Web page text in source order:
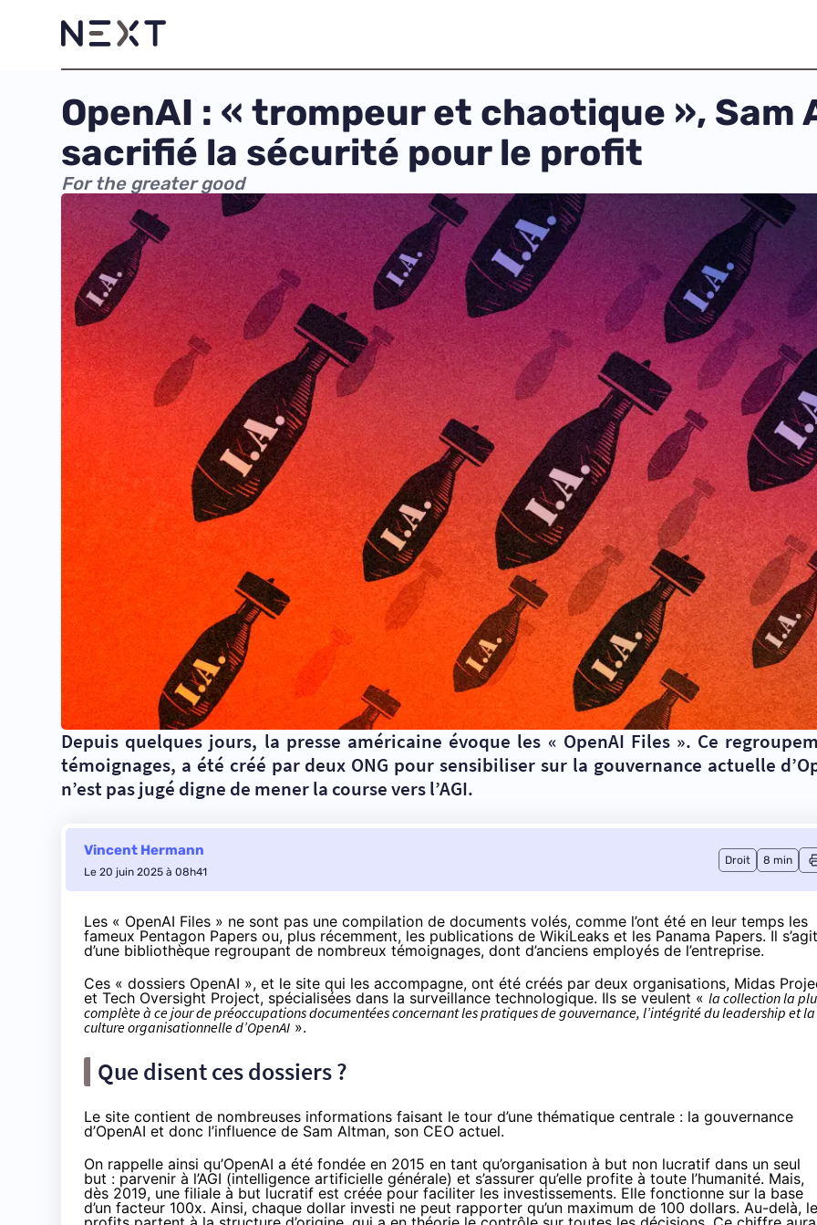
OpenAI : « trompeur et chaotique »,
sacrifié la sécurité pour le profit
For the greater good
Depuis quelques jours, la presse américaine évoque les « OpenAI Files ». Ce
témoignages, a été créé par deux ONG pour sensibiliser sur la gouvernance actuelle
n’est pas jugé digne de mener la course vers l’AGI.
Vincent Hermann
Le 20 juin 2025 à 08h41
Droit 8 min
Les « OpenAI Files » ne sont pas une compilation de documents volés, comme l’ont été en leur temps les
fameuxPentagon Papers ou, plus récemment, les publications de WikiLeaks et les Panama Papers. Il s’agit
d’une bibliothèque regroupant de nombreux témoignages, dont d’anciens employés de l’entreprise.
Ces « dossiers OpenAI », et le site qui les accompagne, ont été créés par deux organisations, Midas
et Tech Oversight Project, spécialisées dans la surveillance technologique. Ils se veulent « la collection la
complète à ce jour de préoccupations documentées concernant les pratiques de gouvernance, l’intégrité du leadership et la
culture organisationnelle d’OpenAI ».
Que disent ces dossiers ?
Le site contient de nombreuses informations faisant le tour d’une thématique centrale : la gouvernance
d’OpenAI et donc l’influence de Sam Altman, son CEO actuel.
On rappelle ainsi qu’OpenAI a été fondée en 2015 en tant qu’organisation à but non lucratif dans un seul
but : parvenir à l’AGI (intelligence artificielle générale) et s’assurer qu’elle profite à toute l’humanité. Mais,
dès 2019, une filiale à but lucratif est créée pour faciliter les investissements. Elle fonctionne sur la base
d’un facteur 100x. Ainsi, chaque dollar investi ne peut rapporter qu’un maximum de 100 dollars. Au-delà,